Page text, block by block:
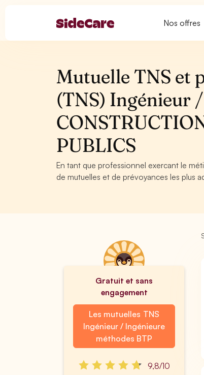
Nos offres
Mutuelle TNS et
(TNS) Ingénieur
PUBLICS
En tant que professionnel exercant le
de mutuelles et de prévoyances les plus
Gratuit et sans
engagement
Les mutuelles TNS
Ingénieur / Ingénieure
méthodes BTP
9,8/10